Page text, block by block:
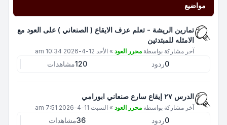
مواضيع
تمارين الريشة - تعلم عزف الايقاع ( الصنعاني ) على العود مع
الامثله للمبتدئين
آخر مشاركة بواسطة محرر العود » الأحد 12-4-2026 10:34 am
0ردود 120مشاهدات
الدرس ٢٧ إيقاع سارع صنعاني ابورامي
آخر مشاركة بواسطة محرر العود » السبت 11-4-2026 7:51 am
0ردود 36مشاهدات